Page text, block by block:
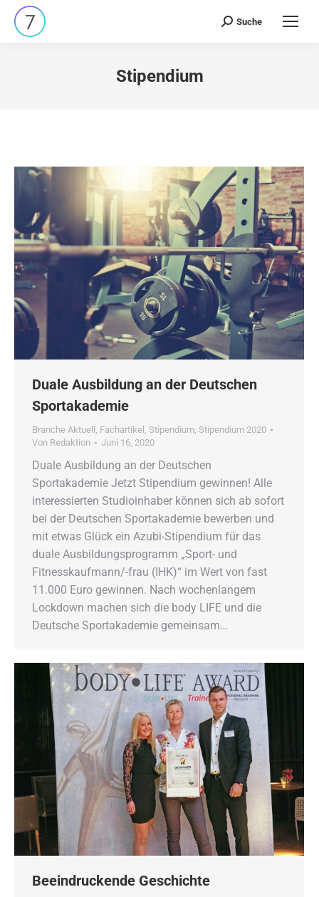
Search:
Suche
Stipendium
Duale Ausbildung an der Deutschen
Sportakademie
Branche Aktuell , Fachartikel , Stipendium, Stipendium 2020
Von Redaktion Juni 16, 2020
Duale Ausbildung an der Deutschen
Sportakademie Jetzt Stipendium gewinnen! Alle
interessierten Studioinhaber können sich ab sofort
bei der Deutschen Sportakademie bewerben und
mit etwas Glück ein Azubi-Stipendium für das
duale Ausbildungsprogramm „Sport- und
Fitnesskaufmann/-frau (IHK)“ im Wert von fast
11.000 Euro gewinnen. Nach wochenlangem
Lockdown machen sich die body LIFE und die
Deutsche Sportakademie gemeinsam…
Beeindruckende Geschichte